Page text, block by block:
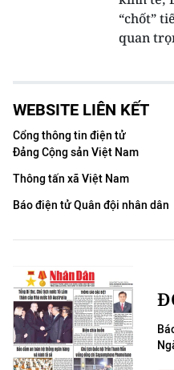
“chốt”
quan
WEBSITE LIÊN KẾT
Cổng thông tin điện tử
Đảng Cộng sản Việt Nam
Thông tấn xã Việt Nam
Báo điện tử Quân đội nhân dân